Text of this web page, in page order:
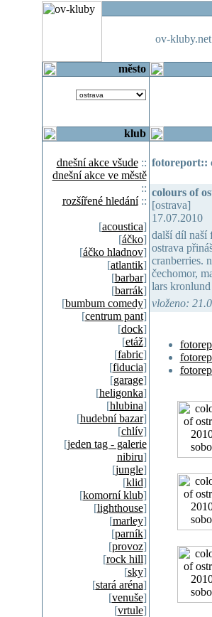
ov-kluby.net
město
klub
dnešní akce všude::
dnešní akce ve městě
::
rozšířené hledání::
[acoustica]
[áčko]
[áčko hladnov]
[atlantik]
[barbar]
[barrák]
[bumbum comedy]
[centrum pant]
[dock]
[etáž]
[fabric]
[fiducia]
[garage]
[heligonka]
[hlubina]
[hudební bazar]
[chlív]
[jeden tag - galerie
nibiru]
[jungle]
[klid]
[komorní klub]
[lighthouse]
[marley]
[parník]
[provoz]
[rock hill]
[sky]
[stará aréna]
[venuše]
[vrtule]
fotoreport::
colours of
[ostrava]
17.07.2010
další díl naší
ostrava
cranberries.
čechomor,
lars kronlund
vloženo: